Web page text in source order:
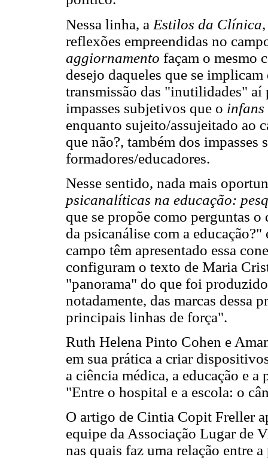
Nessa linha, a Estilos da Clínica
reflexões empreendidas no
aggiornamento façam o mesmo
desejo daqueles que se
transmissão das "inutilidades" aí
impasses subjetivos que o infans
enquanto sujeito/assujeitado ao
que não?, também dos
formadores/educadores.
Nesse sentido, nada mais
psicanalíticas na educação:
que se propõe como perguntas
da psicanálise com a
campo têm apresentado essa
configuram o texto de Maria
"panorama" do que foi
notadamente, das marcas dessa
principais linhas de força".
Ruth Helena Pinto Cohen e
em sua prática a criar
a ciência médica, a educação e
"Entre o hospital e a escola: o
O artigo de Cintia Copit Freller
equipe da Associação Lugar de
nas quais faz uma relação entre